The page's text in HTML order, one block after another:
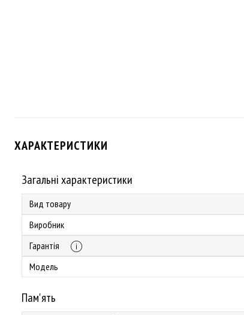
ХАРАКТЕРИСТИКИ
Загальні характеристики
Вид товару
Виробник
Гарантія
Модель
Пам'ять